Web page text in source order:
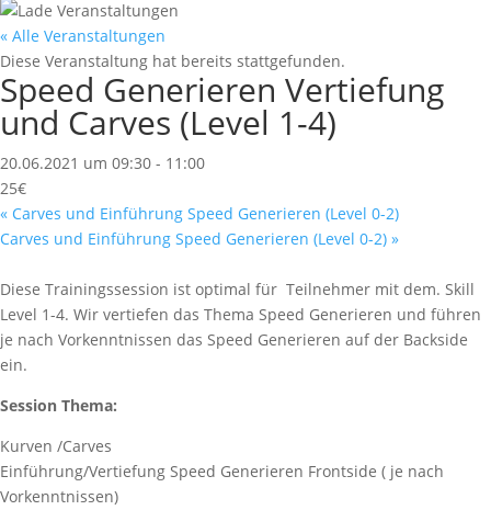
« Alle Veranstaltungen
Diese Veranstaltung hat bereits stattgefunden.
Speed Generieren Vertiefung
und Carves (Level 1-4)
20.06.2021 um 09:30 - 11:00
25€
« Carves und Einführung Speed Generieren (Level 0-2)
Carves und Einführung Speed Generieren (Level 0-2) »
Diese Trainingssession ist optimal für Teilnehmer mit dem. Skill
Level 1-4. Wir vertiefen das Thema Speed Generieren und führen
je nach Vorkenntnissen das Speed Generieren auf der Backside
ein.
Session Thema:
Kurven /Carves
Einführung/Vertiefung Speed Generieren Frontside ( je nach
Vorkenntnissen)